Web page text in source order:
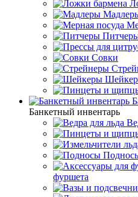
Совки
Банкетный инвентарь
фуршета